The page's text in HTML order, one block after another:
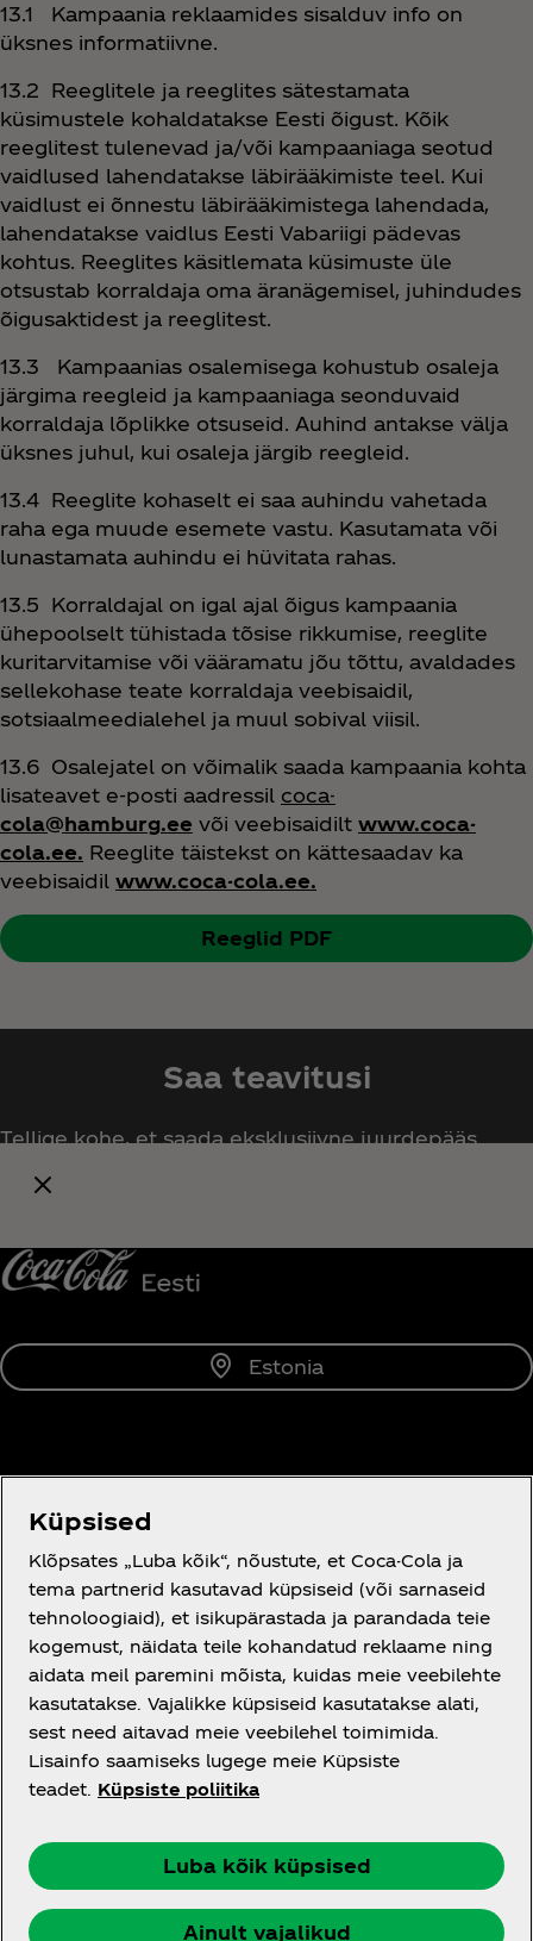
13.1 Kampaania reklaamides sisalduv info on
üksnes informatiivne.
13.2 Reeglitele ja reeglites sätestamata
küsimustele kohaldatakse Eesti õigust. Kõik
reeglitest tulenevad ja/või kampaaniaga seotud
vaidlused lahendatakse läbirääkimiste teel. Kui
vaidlust ei õnnestu läbirääkimistega lahendada,
lahendatakse vaidlus Eesti Vabariigi pädevas
kohtus. Reeglites käsitlemata küsimuste üle
otsustab korraldaja oma äranägemisel, juhindudes
õigusaktidest ja reeglitest.
13.3 Kampaanias osalemisega kohustub osaleja
järgima reegleid ja kampaaniaga seonduvaid
korraldaja lõplikke otsuseid. Auhind antakse välja
üksnes juhul, kui osaleja järgib reegleid.
13.4 Reeglite kohaselt ei saa auhindu vahetada
raha ega muude esemete vastu. Kasutamata või
lunastamata auhindu ei hüvitata rahas.
13.5 Korraldajal on igal ajal õigus kampaania
ühepoolselt tühistada tõsise rikkumise, reeglite
kuritarvitamise või vääramatu jõu tõttu, avaldades
sellekohase teate korraldaja veebisaidil,
sotsiaalmeedialehel ja muul sobival viisil.
13.6 Osalejatel on võimalik saada kampaania kohta
lisateavet e-posti aadressil coca-
cola@hamburg.ee või veebisaidilt www.coca-
cola.ee. Reeglite täistekst on kättesaadav ka
veebisaidil www.coca-cola.ee.
Reeglid PDF
Saa teavitusi
Tellige kohe, et saada eksklusiivne juurdepääs
Estonia
Tutvustus
Vajad abi?
Õigusteave
Küpsised
Klõpsates „Luba kõik“, nõustute, et Coca-Cola ja
tema partnerid kasutavad küpsiseid (või sarnaseid
tehnoloogiaid), et isikupärastada ja parandada teie
kogemust, näidata teile kohandatud reklaame ning
aidata meil paremini mõista, kuidas meie veebilehte
kasutatakse. Vajalikke küpsiseid kasutatakse alati,
sest need aitavad meie veebilehel toimimida.
Lisainfo saamiseks lugege meie Küpsiste
teadet. Küpsiste poliitika
Luba kõik küpsised
Ainult vajalikud